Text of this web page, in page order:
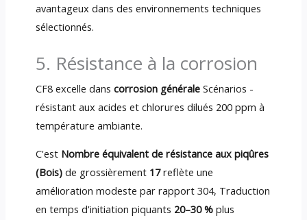
avantageux dans des environnements techniques
sélectionnés.
5. Résistance à la corrosion
CF8 excelle dans corrosion généraleScénarios -
résistant aux acides et chlorures dilués 200 ppm à
température ambiante.
C'est Nombre équivalent de résistance aux piqûres
(Bois)de grossièrement 17reflète une
amélioration modeste par rapport 304, Traduction
en temps d'initiation piquants 20–30 %plus